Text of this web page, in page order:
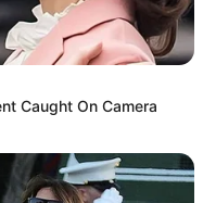
Caught On Camera